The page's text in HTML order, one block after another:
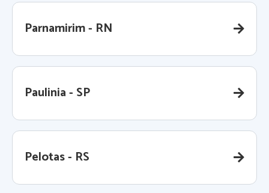
Parnamirim - RN
Paulinia - SP
Pelotas - RS